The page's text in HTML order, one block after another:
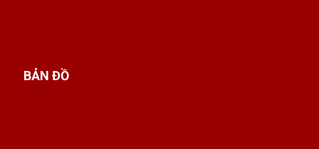
Thời gian học ngắn, chỉ khoảng 1,5 đến 2 năm,
BẢN ĐỒ